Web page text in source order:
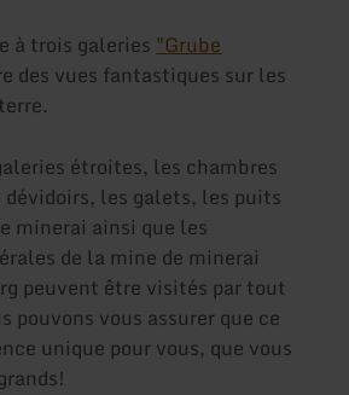
à trois galeries "Grube
des vues fantastiques sur les
étroites, les chambres
les galets, les puits
minerai ainsi que les
de la mine de minerai
peuvent être visités par tout
pouvons vous assurer que ce
unique pour vous, que vous